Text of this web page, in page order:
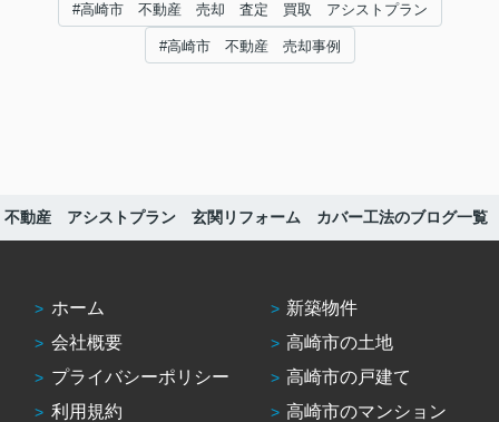
#高崎市 不動産 売却 査定 買取 アシストプラン
#高崎市 不動産 売却事例
動産 アシストプラン 玄関リフォーム カバー工法のブログ一覧
ホーム
会社概要
プライバシーポリシー
利用規約
新築物件
高崎市の土地
高崎市の戸建て
高崎市のマンション